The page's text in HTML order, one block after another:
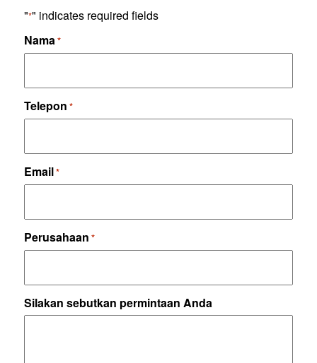
"*" indicates required fields
Nama*
Telepon *
Email*
Perusahaan *
Silakan sebutkan permintaan Anda